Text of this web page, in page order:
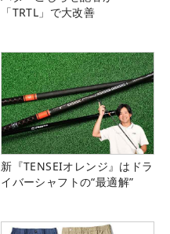
「TRTL」で大改善
新『TENSEIオレンジ』はドラ
イバーシャフトの“最適解”